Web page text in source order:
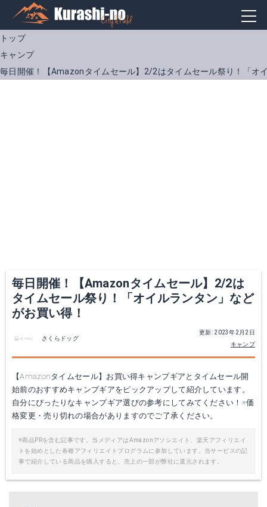
トップ
キャンプ
毎日開催！【Amazonタイムセール】2/2はタイムセール祭り！「オ
毎日開催！【Amazonタイムセール】2/2は
タイムセール祭り！「オイルランタン」など
がお買い得！
更新: 2023年2月2日
キャンプ
さくらドッグ
【Amazonタイムセール】お買い得キャンプギアとタイムセール開
始前のおすすめキャンプギアをピックアップして紹介しています。
自分にぴったりなキャンプギア選びの参考にしてみてください！※価
格変更・売り切れの場合がありますのでご了承ください。
※商品PRを含む記事です。当メディアはAmazonアソシエイト、楽天アフィリエイ
トを始めとした各種アフィリエイトプログラムに参加しています。当サービスの記
事で紹介している商品を購入すると、売上の一部が弊社に還元されます。